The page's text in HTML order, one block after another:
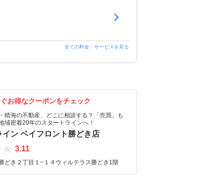
全ての料金・サービスを見る
お得なクーポンをチェック
晴海の不動産、どこに相談する？「売買」も
域密着20年のスタートラインへ！
イン ベイフロント勝どき店
3.11
どき２丁目１−１４ウィルテラス勝どき1階